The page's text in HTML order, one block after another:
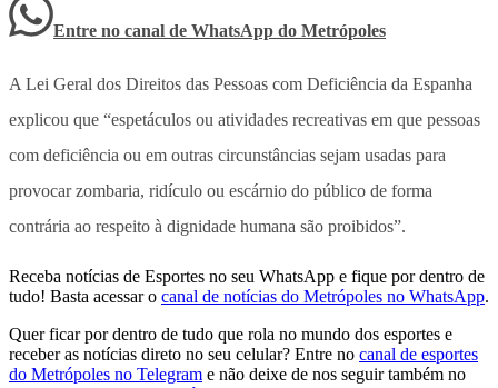
Entre no canal de WhatsApp do Metrópoles
A Lei Geral dos Direitos das Pessoas com Deficiência da Espanha
explicou que “espetáculos ou atividades recreativas em que pessoas
com deficiência ou em outras circunstâncias sejam usadas para
provocar zombaria, ridículo ou escárnio do público de forma
contrária ao respeito à dignidade humana são proibidos”.
Receba notícias de Esportes no seu WhatsApp e fique por dentro de
tudo! Basta acessar o canal de notícias do Metrópoles no WhatsApp.
Quer ficar por dentro de tudo que rola no mundo dos esportes e
receber as notícias direto no seu celular? Entre no canal de esportes
do Metrópoles no Telegram e não deixe de nos seguir também no